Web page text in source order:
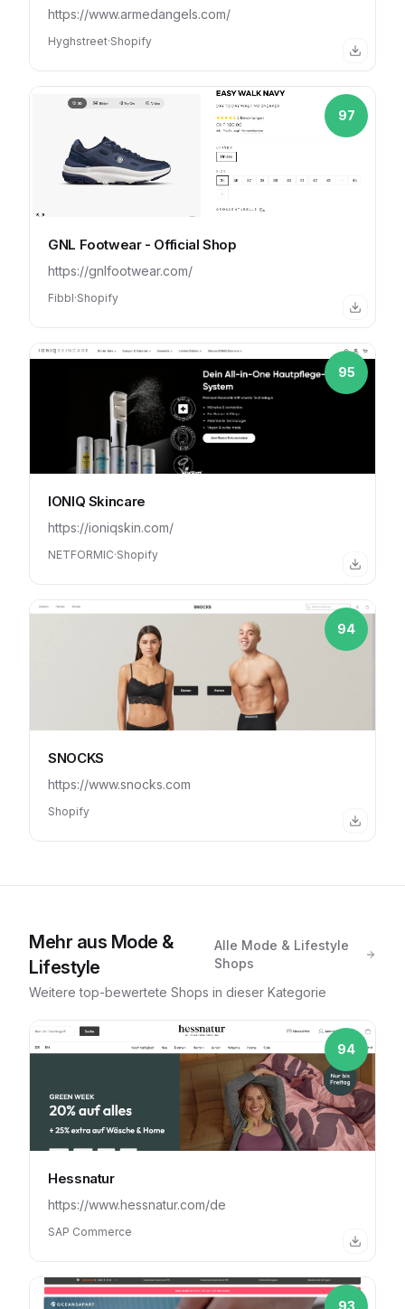
https://www.armedangels.com/
Hyghstreet·Shopify
97
GNL Footwear - Official Shop
https://gnlfootwear.com/
Fibbl·Shopify
95
IONIQ Skincare
https://ioniqskin.com/
NETFORMIC·Shopify
94
SNOCKS
https://www.snocks.com
Shopify
Mehr aus Mode &
Lifestyle
Alle Mode & Lifestyle
Shops
Weitere top-bewertete Shops in dieser Kategorie
94
Hessnatur
https://www.hessnatur.com/de
SAP Commerce
93